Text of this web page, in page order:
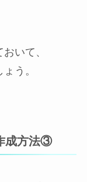
いて、
う。
成方法③